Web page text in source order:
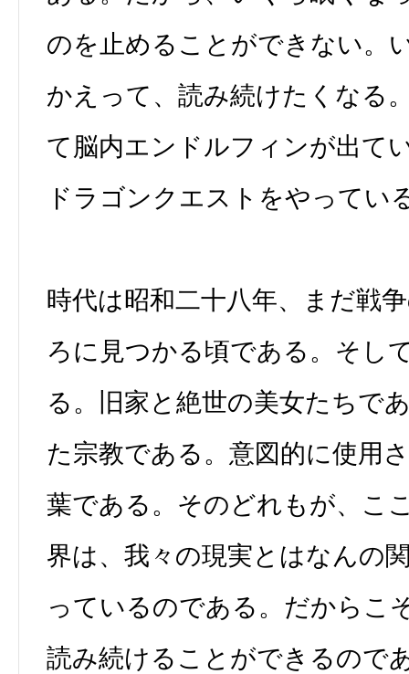
のを止めることができない。
かえって、読み続けたくなる
て脳内エンドルフィンが出て
ドラゴンクエストをやってい
時代は昭和二十八年、まだ戦
ろに見つかる頃である。そし
る。旧家と絶世の美女たちで
た宗教である。意図的に使用
葉である。そのどれもが、こ
界は、我々の現実とはなんの
っているのである。だからこ
読み続けることができるので